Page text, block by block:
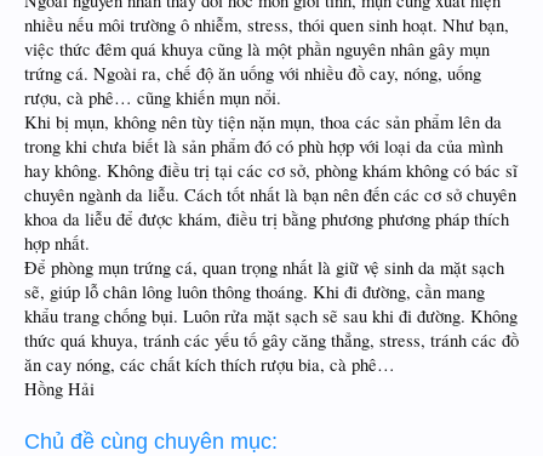
nhiều nếu môi trường ô nhiễm, stress, thói quen sinh hoạt. Như bạn,
việc thức đêm quá khuya cũng là một phần nguyên nhân gây mụn
trứng cá. Ngoài ra, chế độ ăn uống với nhiều đồ cay, nóng, uống
rượu, cà phê… cũng khiến mụn nổi.
Khi bị mụn, không nên tùy tiện nặn mụn, thoa các sản phẩm lên da
trong khi chưa biết là sản phẩm đó có phù hợp với loại da của mình
hay không. Không điều trị tại các cơ sở, phòng khám không có bác sĩ
chuyên ngành da liễu. Cách tốt nhất là bạn nên đến các cơ sở chuyên
khoa da liễu để được khám, điều trị bằng phương phương pháp thích
hợp nhất.
Để phòng mụn trứng cá, quan trọng nhất là giữ vệ sinh da mặt sạch
sẽ, giúp lỗ chân lông luôn thông thoáng. Khi đi đường, cần mang
khẩu trang chống bụi. Luôn rửa mặt sạch sẽ sau khi đi đường. Không
thức quá khuya, tránh các yếu tố gây căng thẳng, stress, tránh các đồ
ăn cay nóng, các chất kích thích rượu bia, cà phê…
Hồng Hải
Chủ đề cùng chuyên mục: